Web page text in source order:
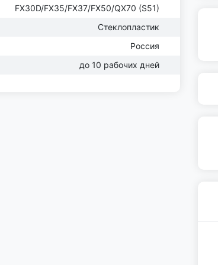
FX30D/FX35/FX37/FX50/QX70 (S51)
Стеклопластик
Россия
до 10 рабочих дней